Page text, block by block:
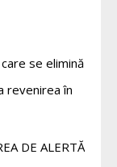
se elimină
revenirea în
DE ALERTĂ